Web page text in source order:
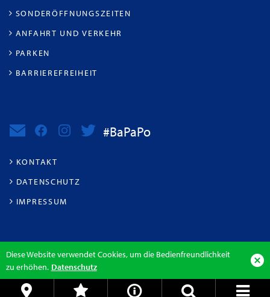
Diese Website verwendet Cookies, um die Bedienfreundlichkeit
zu erhöhen. Datenschutz
SONDERÖFFNUNGSZEITEN
ANFAHRT UND VERKEHR
PARKEN
BARRIEREFREIHEIT
#BaPaPo
KONTAKT
DATENSCHUTZ
IMPRESSUM